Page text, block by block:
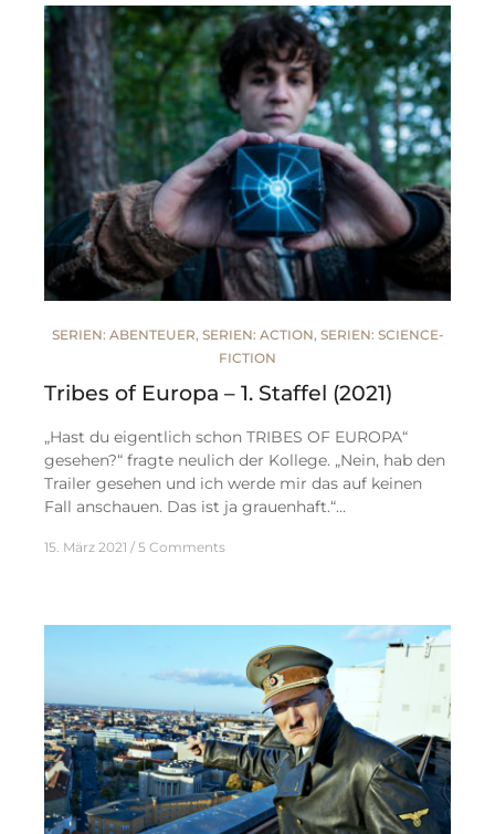
SERIEN: ABENTEUER, SERIEN: ACTION, SERIEN: SCIENCE-
FICTION
Tribes of Europa – 1. Staffel (2021)
„Hast du eigentlich schon TRIBES OF EUROPA“
gesehen?“ fragte neulich der Kollege. „Nein, hab den
Trailer gesehen und ich werde mir das auf keinen
Fall anschauen. Das ist ja grauenhaft.“…
15. März 2021 5 Comments